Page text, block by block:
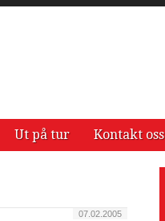
Ut på tur Kontakt oss
07.02.2005